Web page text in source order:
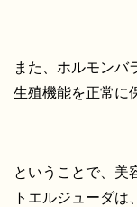
また、ホルモンバ
生殖機能を正常に
ということで、美
トエルジューダは、